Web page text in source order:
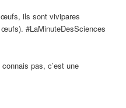
ils sont vivipares
#LaMinuteDesSciences
pas, c’est une